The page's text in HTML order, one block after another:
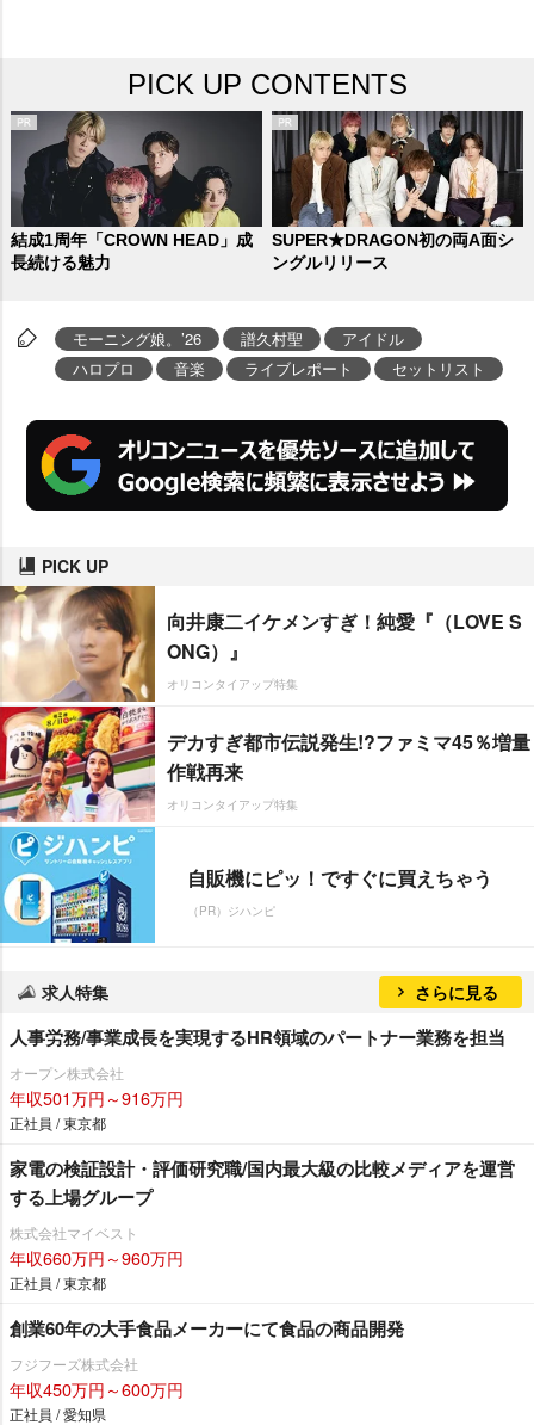
PICK UP CONTENTS
結成1周年「CROWN HEAD」成
長続ける魅力
SUPER★DRAGON初の両A面シ
ングルリリース
モーニング娘。’26 譜久村聖
アイドル
ハロプロ
音楽 ライブレポート セットリスト
PICK UP
向井康二イケメンすぎ！純愛『（LOVE S
ONG）』
オリコンタイアップ特集
デカすぎ都市伝説発生!?ファミマ45％増量
作戦再来
オリコンタイアップ特集
自販機にピッ！ですぐに買えちゃう
（PR）ジハンピ
求人特集 さらに見る
人事労務/事業成長を実現するHR領域のパートナー業務を担当
オープン株式会社
年収501万円～916万円
正社員 / 東京都
家電の検証設計・評価研究職/国内最大級の比較メディアを運営
する上場グループ
株式会社マイベスト
年収660万円～960万円
正社員 / 東京都
創業60年の大手食品メーカーにて食品の商品開発
フジフーズ株式会社
年収450万円～600万円
正社員 / 愛知県